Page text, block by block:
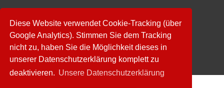
Diese Website verwendet Cookie-Tracking (über
Google Analytics). Stimmen Sie dem Tracking
nicht zu, haben Sie die Möglichkeit dieses in
unserer Datenschutzerklärung komplett zu
deaktivieren. Unsere Datenschutzerklärung